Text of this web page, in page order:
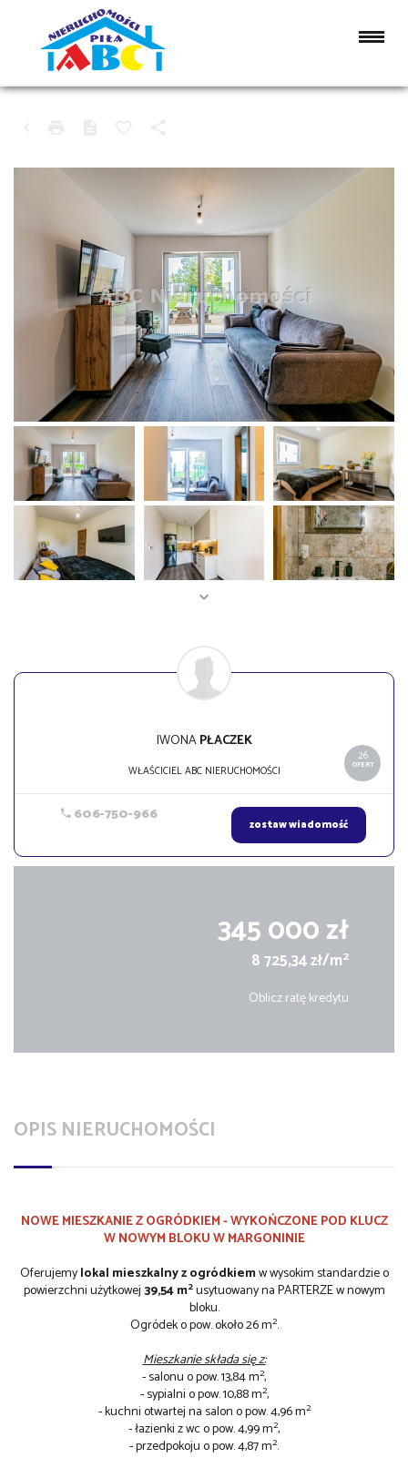
MARGONIN
MIESZKANIE NA SPRZEDAŻ
26
OFERT
IWONAPŁACZEK
WŁAŚCICIEL ABC NIERUCHOMOŚCI
606-750-966 zostaw wiadomość
345 000 zł
8 725,34 zł/m2
Oblicz ratę kredytu
OPIS NIERUCHOMOŚCI
NOWE MIESZKANIE Z OGRÓDKIEM - WYKOŃCZONE POD KLUCZ
W NOWYM BLOKU W MARGONINIE
Oferujemylokal mieszkalny z ogródkiemw wysokim standardzie o
powierzchni użytkowej39,54 m2usytuowany na PARTERZE w nowym
bloku.
Ogródek o pow. około 26 m2.
Mieszkanie składa się z:
- salonu o pow. 13,84 m2,
- sypialni o pow. 10,88 m2,
- kuchni otwartej na salon o pow. 4,96 m2
- łazienki z wc o pow. 4,99 m2,
- przedpokoju o pow. 4,87 m2.